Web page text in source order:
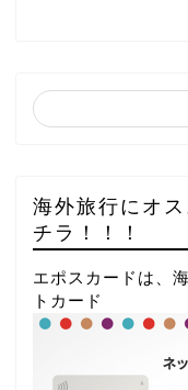
海外旅行にオ
チラ！！！
エポスカードは、
トカード